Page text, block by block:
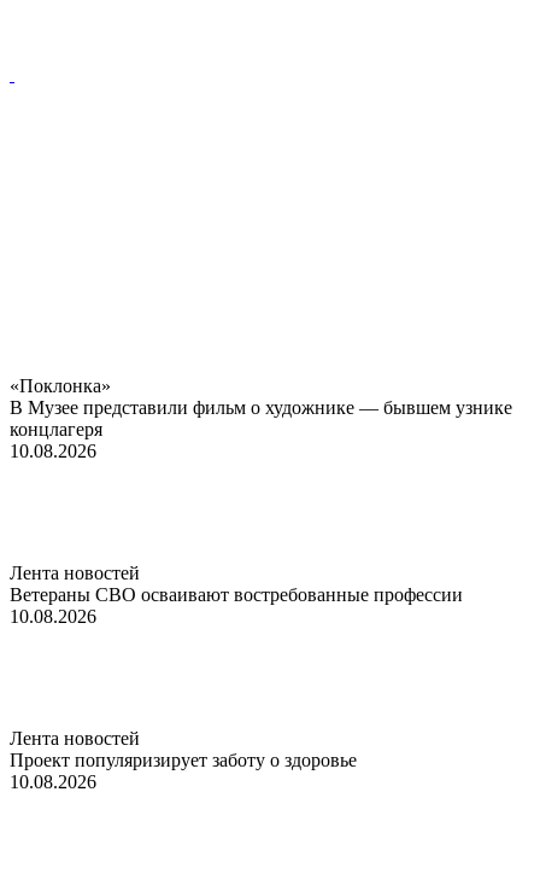
«Поклонка»
В Музее представили фильм о художнике — бывшем узнике
концлагеря
10.08.2026
Лента новостей
Ветераны СВО осваивают востребованные профессии
10.08.2026
Лента новостей
Проект популяризирует заботу о здоровье
10.08.2026